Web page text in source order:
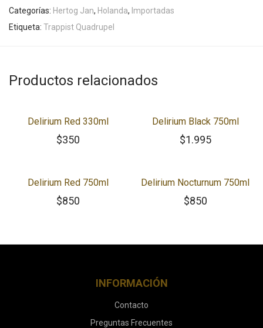
Categorías: Hertog Jan, Holanda, Importadas
Etiqueta: Trappist Quadrupel
Productos relacionados
Delirium Red 330ml
$350
Delirium Black 750ml
$1.995
Delirium Red 750ml
$850
Delirium Nocturnum 750ml
$850
INFORMACIÓN
Contacto
Preguntas Frecuentes